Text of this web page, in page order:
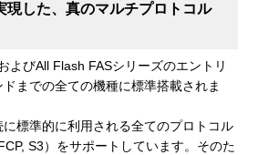
現した、真のマルチプロトコル
よびAll Flash FASシリーズのエントリ
までの全ての機種に標準搭載されま
に標準的に利用される全てのプロトコル
S3）をサポートしています。そのた